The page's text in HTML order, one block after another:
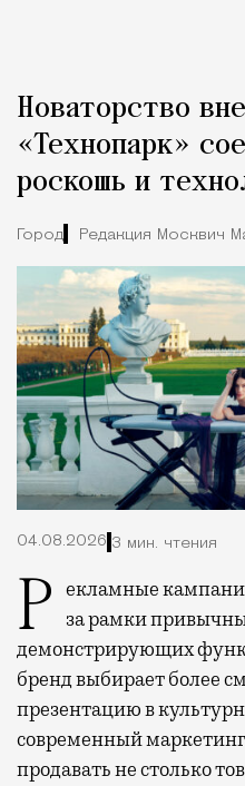
Новаторство
«Технопарк»
роскошь и
Город Редакция Москвич
04.08.2026 3 мин. чтения
Рекламные кампании техники редко выходят
за рамки
демонстрирующих
бренд выбирает более
презентацию в
современный
продавать не столько